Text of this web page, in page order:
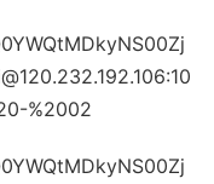
%2002